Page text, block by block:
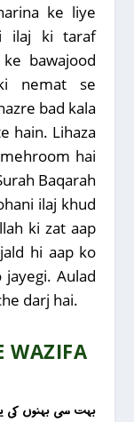
ke liye
ilaj ki taraf
bawajood
nemat se
bad kala
hain. Lihaza
hai
Baqarah
ilaj khud
ki zat aap
hi aap ko
Aulad
darj hai.
WAZIFA
بہت سی بہنوں کی